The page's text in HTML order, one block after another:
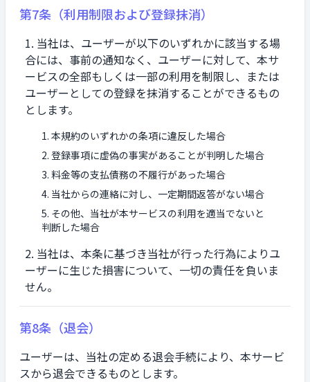
第7条（利用制限および登録抹消）
当社は、ユーザーが以下のいずれかに該当する場
合には、事前の通知なく、ユーザーに対して、本サ
ービスの全部もしくは一部の利用を制限し、または
ユーザーとしての登録を抹消することができるもの
とします。
本規約のいずれかの条項に違反した場合
登録事項に虚偽の事実があることが判明した場合
料金等の支払債務の不履行があった場合
当社からの連絡に対し、一定期間返答がない場合
その他、当社が本サービスの利用を適当でないと
判断した場合
当社は、本条に基づき当社が行った行為によりユ
ーザーに生じた損害について、一切の責任を負いま
せん。
第8条（退会）
ユーザーは、当社の定める退会手続により、本サービ
スから退会できるものとします。